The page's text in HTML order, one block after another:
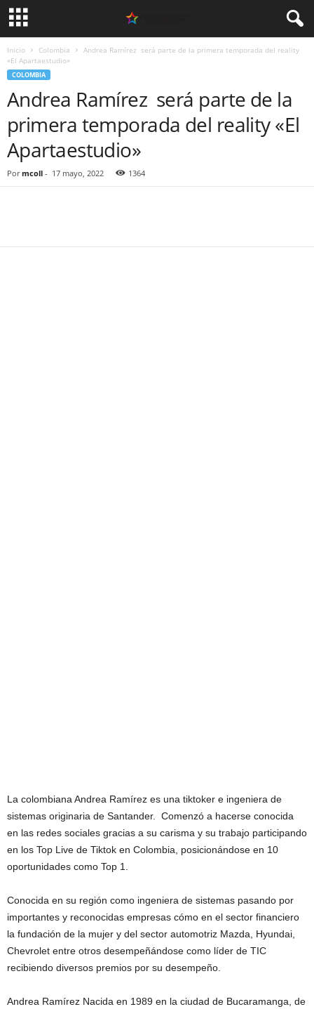
Inicio Colombia
Andrea Ramírez será parte de la primera temporada del reality
«El Apartaestudio»
COLOMBIA
Andrea Ramírez será parte de la
primera temporada del reality «El
Apartaestudio»
Por mcoll - 17 mayo, 2022 1364
La colombiana Andrea Ramírez es una tiktoker e ingeniera de
sistemas originaria de Santander. Comenzó a hacerse conocida
en las redes sociales gracias a su carisma y su trabajo participando
en los Top Live de Tiktok en Colombia, posicionándose en 10
oportunidades como Top 1.
Conocida en su región como ingeniera de sistemas pasando por
importantes y reconocidas empresas cómo en el sector financiero
la fundación de la mujer y del sector automotriz Mazda, Hyundai,
Chevrolet entre otros desempeñándose como líder de TIC
recibiendo diversos premios por su desempeño.
Andrea Ramírez Nacida en 1989 en la ciudad de Bucaramanga, de